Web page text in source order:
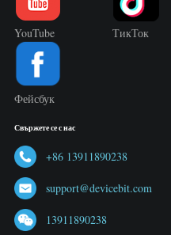
YouTube ТикТок
Фейсбук
Свържете се с нас
+86 13911890238
support@devicebit.com
13911890238